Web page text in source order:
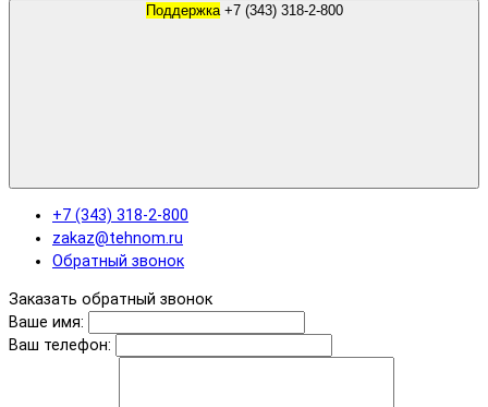
Поддержка +7 (343) 318-2-800
+7 (343) 318-2-800
zakaz@tehnom.ru
Обратный звонок
Заказать обратный звонок
Ваше имя:
Ваш телефон: